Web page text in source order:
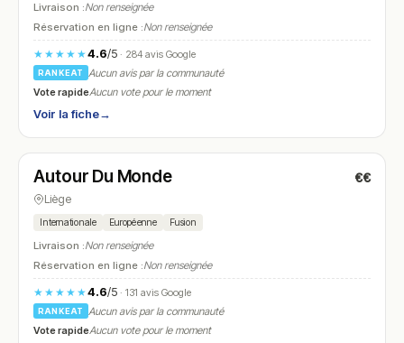
Livraison :Non renseignée
Réservation en ligne :Non renseignée
★★★★★4.6/5· 284 avis Google
RANKEAT
Aucun avis par la communauté
Vote rapideAucun vote pour le moment
Voir la fiche→
N° 14
Autour Du Monde €€
Liège
Internationale Européenne Fusion
Livraison :Non renseignée
Réservation en ligne :Non renseignée
★★★★★4.6/5· 131 avis Google
RANKEAT
Aucun avis par la communauté
Vote rapideAucun vote pour le moment